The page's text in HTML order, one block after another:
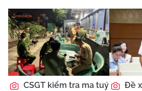
CSGT kiểm tra ma tuý
Đề